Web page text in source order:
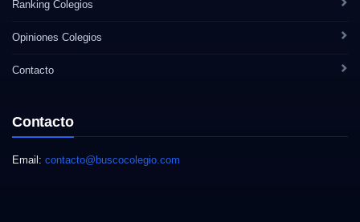
Ranking Colegios
Opiniones Colegios
Contacto
Contacto
Email: contacto@buscocolegio.com